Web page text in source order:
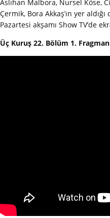
Aslıhan Malbora, Nursel Köse,
Çermik, Bora Akkaş’ın yer
Pazartesi akşamı Show TV’de
Üç Kuruş 22. Bölüm 1. Fragman